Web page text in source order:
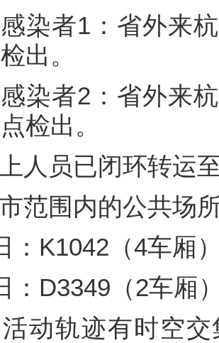
染者1：省外来
出。
染者2：省外来
检出。
人员已闭环转运
范围内的公共场
：K1042（4车厢
：D3349（2车厢
动轨迹有时空